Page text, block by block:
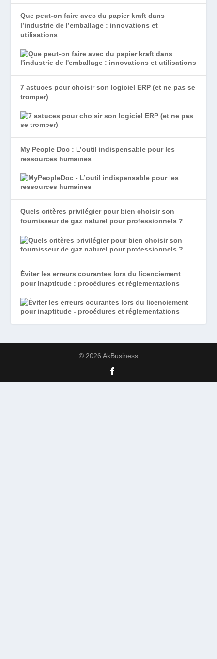
Que peut-on faire avec du papier kraft dans
l’industrie de l’emballage : innovations et
utilisations
7 astuces pour choisir son logiciel ERP (et ne pas se
tromper)
My People Doc : L’outil indispensable pour les
ressources humaines
Quels critères privilégier pour bien choisir son
fournisseur de gaz naturel pour professionnels ?
Éviter les erreurs courantes lors du licenciement
pour inaptitude : procédures et réglementations
© 2026 AkBusiness